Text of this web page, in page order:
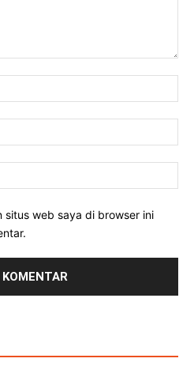
situs web saya di browser ini